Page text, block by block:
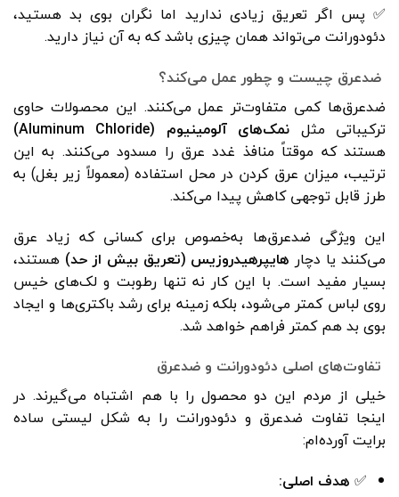
✅ پس اگر تعریق زیادی ندارید اما نگران بوی بد هستید،
دئودورانت می‌تواند همان چیزی باشد که به آن نیاز دارید.
ضدعرق چیست و چطور عمل می‌کند؟
ضدعرق‌ها کمی متفاوت‌تر عمل می‌کنند. این محصولات حاوی
ترکیباتی مثل نمک‌های آلومینیوم (Aluminum Chloride)
هستند که موقتاً منافذ غدد عرق را مسدود می‌کنند. به این
ترتیب، میزان عرق کردن در محل استفاده (معمولاً زیر بغل) به
طرز قابل توجهی کاهش پیدا می‌کند.
این ویژگی ضدعرق‌ها به‌خصوص برای کسانی که زیاد عرق
می‌کنند یا دچار هایپرهیدروزیس (تعریق بیش از حد) هستند،
بسیار مفید است. با این کار نه تنها رطوبت و لک‌های خیس
روی لباس کمتر می‌شود، بلکه زمینه برای رشد باکتری‌ها و ایجاد
بوی بد هم کمتر فراهم خواهد شد.
تفاوت‌های اصلی دئودورانت و ضدعرق
خیلی از مردم این دو محصول را با هم اشتباه می‌گیرند. در
اینجا تفاوت ضدعرق‌ و دئودورانت‌ را به شکل لیستی ساده
برایت آورده‌ام:
✅ هدف اصلی: